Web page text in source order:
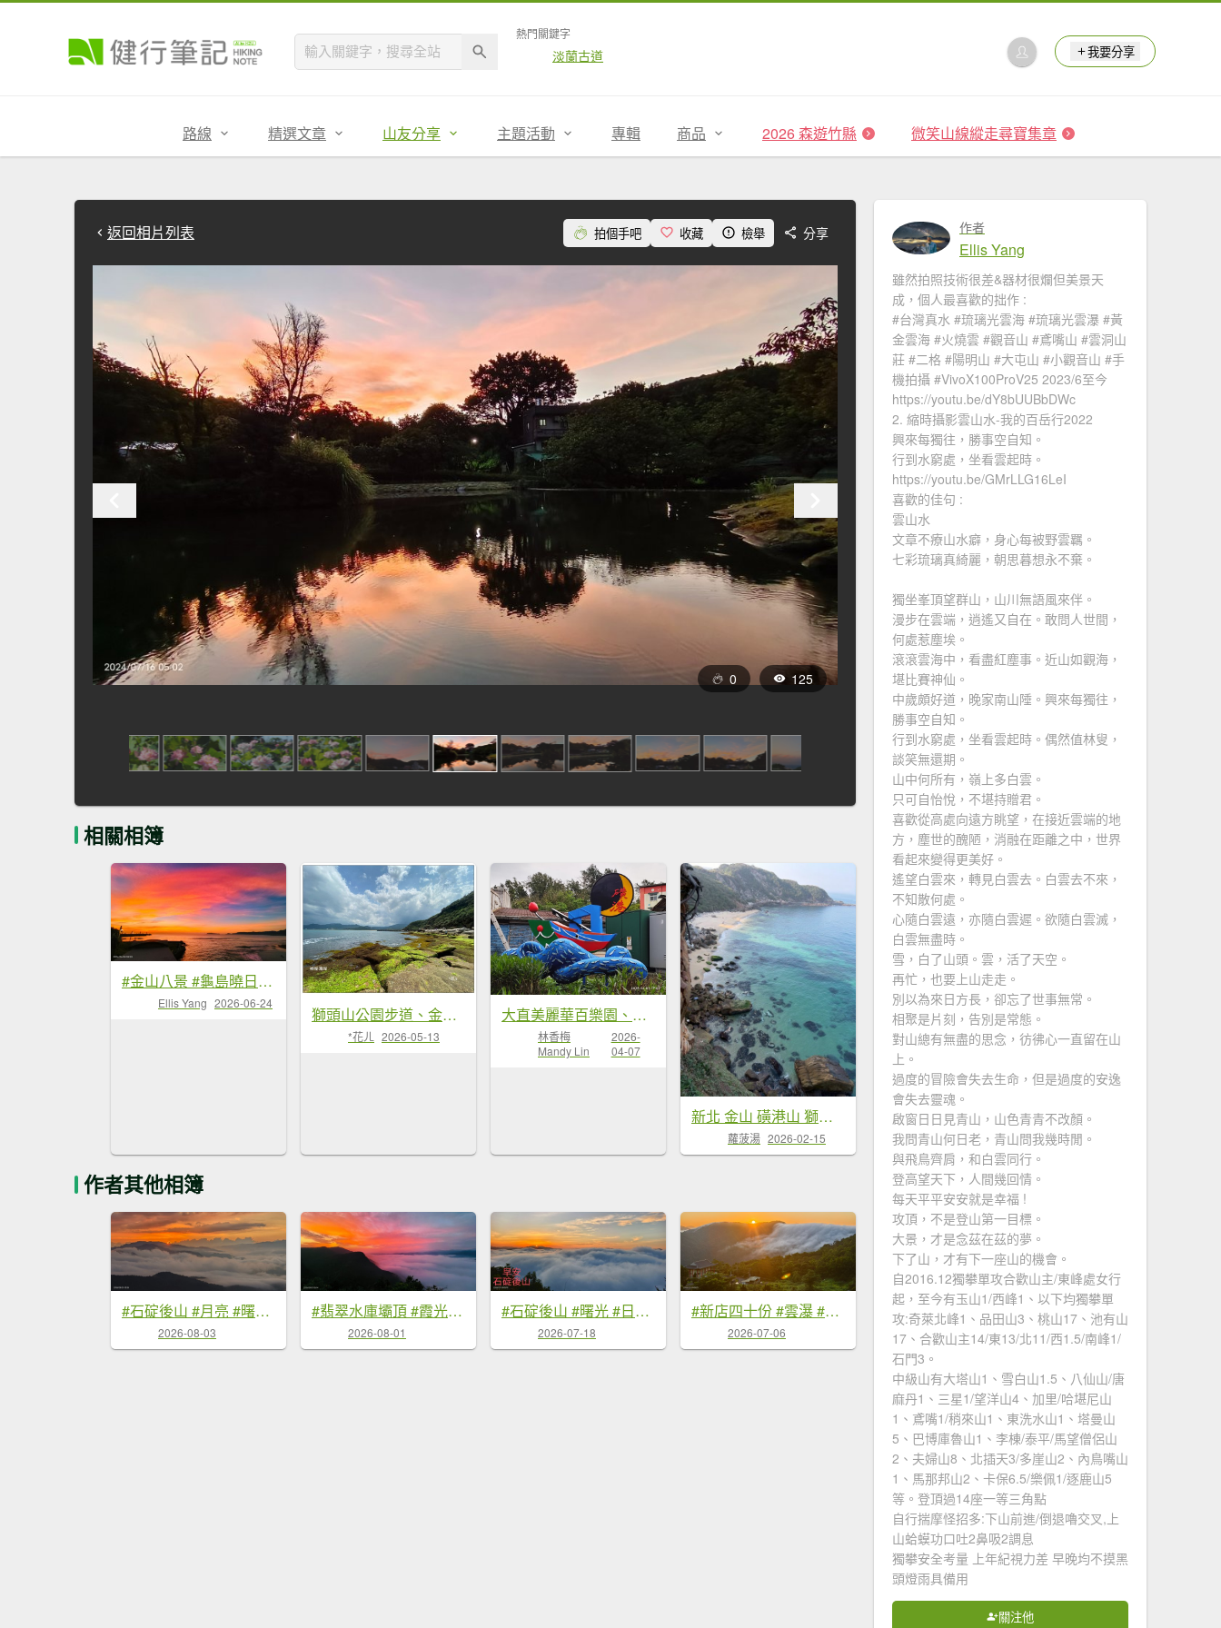
熱門關鍵字
淡蘭古道 我要分享
路線 精選文章 山友分享 主題活動 專輯 商品 2026 森遊竹縣 微笑山線縱走尋寶集章
返回相片列表 拍個手吧 收藏 檢舉 分享
0 125
相關相簿
#金山八景 #龜島曉日 #火燒雲 #竹峰吐霧 #漁人碼頭 #夕陽 7/2 & 6/24
Ellis Yang 2026-06-24
獅頭山公園步道、金包里山、磺港山、神秘海岸 O型一圈
*花ㄦ 2026-05-13
大直美麗華百樂園、內湖路一段737巷廟會遶境、萬里和金山風光
林香梅
Mandy Lin
2026-
04-07
新北 金山 磺港山 獅頭山
蘿菠湯 2026-02-15
作者其他相簿
#石碇後山 #月亮 #曙光 #反燒 #日出 #雲海 8/3
2026-08-03
#翡翠水庫壩頂 #霞光 #火燒雲 #日出 #雲海 #山羌 8/1&5&6
2026-08-01
#石碇後山 #曙光 #日出 #雲海 7/18
2026-07-18
#新店四十份 #雲瀑 #翡翠水庫壩頂 #日出 #雲海 #觀音圈 7/6&7&19
2026-07-06
作者
Ellis Yang
雖然拍照技術很差&器材很爛但美景天
成，個人最喜歡的拙作 :
#台灣真水 #琉璃光雲海​ #琉璃光雲瀑​​ #黃
金雲海 #火燒雲​ #觀音山​ #鳶嘴山 #雲洞山
莊 #二格​ #陽明山​ #大屯山 #小觀音山 #手
機拍攝 #VivoX100ProV25 2023/6至今
https://youtu.be/dY8bUUBbDWc
2. 縮時攝影雲山水-我的百岳行2022
興來每獨往，勝事空自知。
行到水窮處，坐看雲起時。
https://youtu.be/GMrLLG16LeI
喜歡的佳句 :
雲山水
文章不療山水癖，身心每被野雲羈。
七彩琉璃真綺麗，朝思暮想永不棄。
獨坐峯頂望群山，山川無語風來伴。
漫步在雲端，逍遙又自在。敢問人世間，
何處惹塵埃。
滾滾雲海中，看盡紅塵事。近山如觀海，
堪比賽神仙。
中歲頗好道，晚家南山陲。興來每獨往，
勝事空自知。
行到水窮處，坐看雲起時。偶然值林叟，
談笑無還期。
山中何所有，嶺上多白雲。
只可自怡悅，不堪持贈君。
喜歡從高處向遠方眺望，在接近雲端的地
方，塵世的醜陋，消融在距離之中，世界
看起來變得更美好。
遙望白雲來，轉見白雲去。白雲去不來，
不知散何處。
心隨白雲遠，亦隨白雲遲。欲隨白雲滅，
白雲無盡時。
雪，白了山頭。雲，活了天空。
再忙，也要上山走走。
別以為來日方長，卻忘了世事無常。
相聚是片刻，告別是常態。
對山總有無盡的思念，彷彿心一直留在山
上。
過度的冒險會失去生命，但是過度的安逸
會失去靈魂。
啟窗日日見青山，山色青青不改顏。
我問青山何日老，青山問我幾時閒。
與飛鳥齊肩，和白雲同行。
登高望天下，人間幾回情。
每天平平安安就是幸福 !
攻頂，不是登山第一目標。
大景，才是念茲在茲的夢。
下了山，才有下一座山的機會。
自2016.12獨攀單攻合歡山主/東峰處女行
起，至今有玉山1/西峰1、以下均獨攀單
攻:奇萊北峰1、品田山3、桃山17、池有山
17、合歡山主14/東13/北11/西1.5/南峰1/
石門3。
中級山有大塔山1、雪白山1.5、八仙山/唐
麻丹1、三星1/望洋山4、加里/哈堪尼山
1、鳶嘴1/稍來山1、東洗水山1、塔曼山
5、巴博庫魯山1、李棟/泰平/馬望僧侶山
2、夫婦山8、北插天3/多崖山2、內鳥嘴山
1、馬那邦山2、卡保6.5/樂佩1/逐鹿山5
等。登頂過14座一等三角點
自行揣摩怪招多:下山前進/倒退嚕交叉,上
山蛤蟆功口吐2鼻吸2調息
獨攀安全考量 上年紀視力差 早晚均不摸黑
頭燈雨具備用
關注他